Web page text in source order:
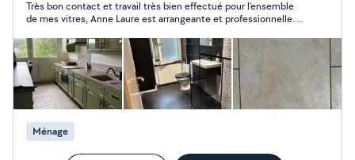
ou mensuel. J offre un service de qualité ou toutes les
surfaces restent propres plus longtemps. N hésitez pas
à me contacter
Très bon contact et travail très bien effectué pour l’ensemble
de mes vitres, Anne Laure est arrangeante et professionnelle.
Ménage